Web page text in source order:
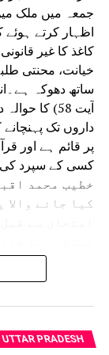
جمعہ میں ملک
اظہار کرتے ہوئے
کاغذ کا غیر
خیانت، محنتی
ساتھ دھوکہ
آیت 58) کا
داروں تک
پر قائم ہے اور
کسی کے سپرد کی
خطیب محمد
کیا جانے
بلکہ اعتماد
انہوں نے کہا
امتحان ہے۔
UTTAR PRADESH